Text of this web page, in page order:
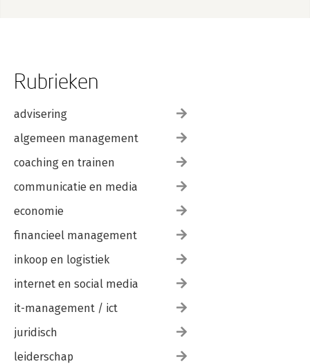
Rubrieken
advisering
algemeen management
coaching en trainen
communicatie en media
economie
financieel management
inkoop en logistiek
internet en social media
it-management / ict
juridisch
leiderschap